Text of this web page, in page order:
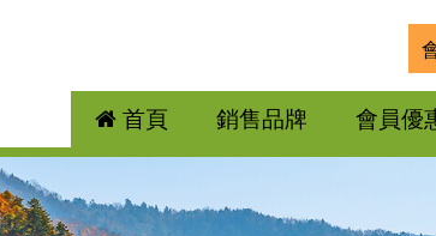
首頁 銷售品牌 會員優